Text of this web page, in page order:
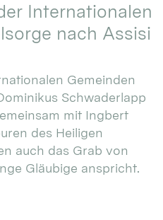
Internationalen
nach Assisi
Gemeinden
Schwaderlapp
mit Ingbert
des Heiligen
auch das Grab von
Gläubige anspricht.